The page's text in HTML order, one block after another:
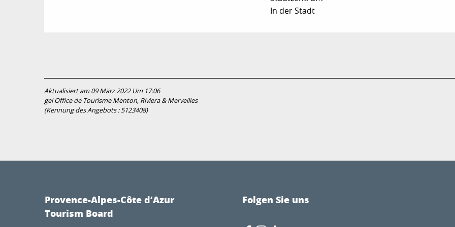
In der Stadt
Aktualisiert am 09 März 2022 Um 17:06
gei Office de Tourisme Menton, Riviera & Merveilles
(Kennung des Angebots :5123408)
Provence-Alpes-Côte d’Azur
Tourism Board
Folgen Sie uns